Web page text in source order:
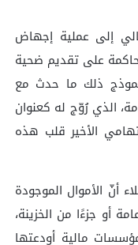
إلى عملية إجهاض
على تقديم ضحية
ذلك ما حدث مع
الذي رُوّج له كعنوان
الأخير قلب هذه
أنّ الأموال الموجودة
أو جزءًا من الخزينة،
مالية أودعتها